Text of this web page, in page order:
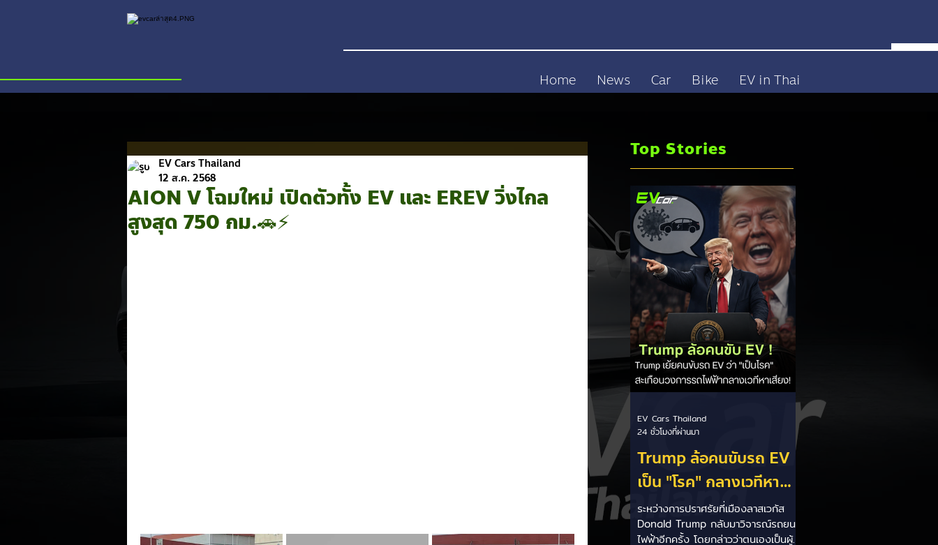
Home News Car Bike EV in Thai
AION V โฉมใหม่ เปิดตัวทั้ง EV และ EREV วิ่งไกล
สูงสุด 750 กม.🚗⚡️
EV Cars Thailand
12 ส.ค. 2568
Top Stories
Trump ล้อคนขับรถ EV
เป็น "โรค" กลางเวทีหา
เสียง! 🚘⚡
ระหว่างการปราศรัยที่เมืองลาสเวกัส
Donald Trump กลับมาวิจารณ์รถยนต์
ไฟฟ้าอีกครั้ง โดยกล่าวว่าตนเองเป็นผู้
EV Cars Thailand
24 ชั่วโมงที่ผ่านมา